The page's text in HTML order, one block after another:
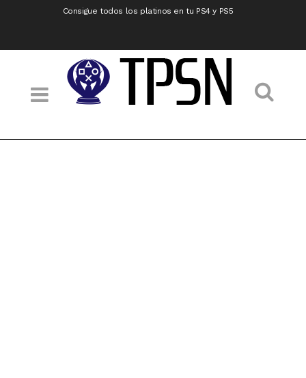
Consigue todos los platinos en tu PS4 y PS5